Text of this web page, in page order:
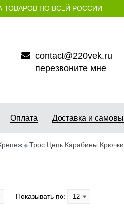
ТОВАРОВ ПО ВСЕЙ РОССИИ
contact@220vek.ru
перезвоните мне
Оплата Доставка и
Трос Цепь Карабины
Показывать по: